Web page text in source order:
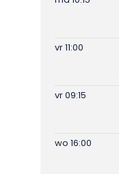
vr 11:00
vr 09:15
wo 16:00